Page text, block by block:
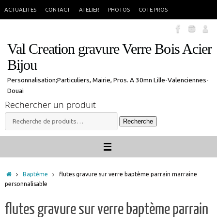
seront traitées à mon retour.
ACTUALITES CONTACT ATELIER PHOTOS COTE PROS
Val Creation gravure Verre Bois Acier
Bijou
Personnalisation;Particuliers, Mairie, Pros. A 30mn Lille-Valenciennes-
Douai
Rechercher un produit
Recherche
pour :
Recherche
Accueil
Baptème
flutes gravure sur verre baptème parrain marraine
personnalisable
flutes gravure sur verre baptème parrain